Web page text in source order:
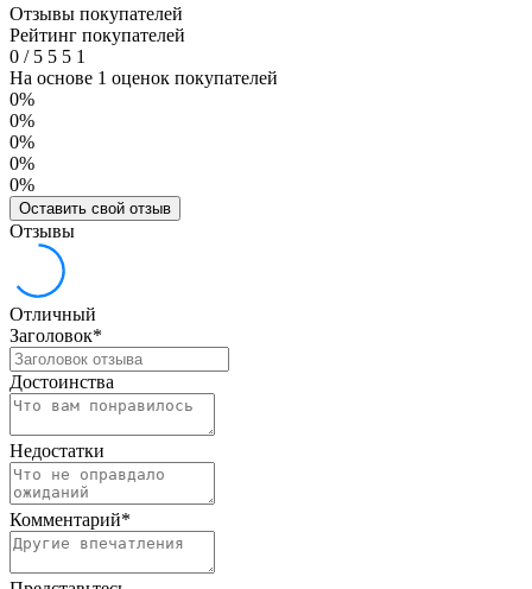
Отзывы покупателей
Рейтинг покупателей
0 /5 5 5 1
На основе 1 оценок покупателей
0%
0%
0%
0%
0%
Оставить свой отзыв
Отзывы
Отличный
Заголовок*
Достоинства
Недостатки
Комментарий*